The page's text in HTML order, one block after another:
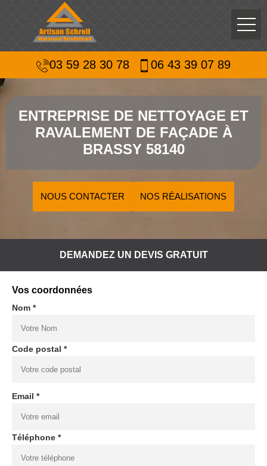
03 59 28 30 78 06 43 39 07 89
ENTREPRISE DE NETTOYAGE ET
RAVALEMENT DE FAÇADE À
BRASSY 58140
NOUS CONTACTER NOS RÉALISATIONS
DEMANDEZ UN DEVIS GRATUIT
Vos coordonnées
Nom *
Code postal *
Email *
Téléphone *